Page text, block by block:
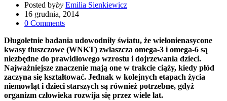
Posted byby Emilia Sienkiewicz
16 grudnia, 2014
0 Comments
Długoletnie badania udowodniły światu, że wielonienasycone
kwasy tłuszczowe (WNKT) zwłaszcza omega-3 i omega-6 są
niezbędne do prawidłowego wzrostu i dojrzewania dzieci.
Najważniejsze znaczenie mają one w trakcie ciąży, kiedy płód
zaczyna się kształtować. Jednak w kolejnych etapach życia
niemowląt i dzieci starszych są również potrzebne, gdyż
organizm człowieka rozwija się przez wiele lat.